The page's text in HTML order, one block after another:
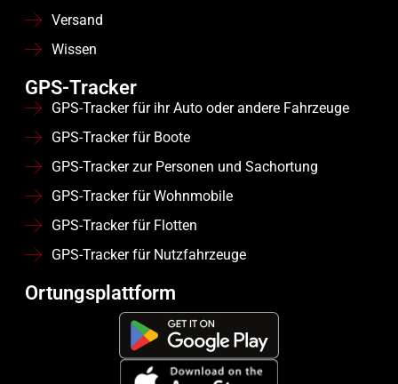
Versand
Wissen
GPS-Tracker
GPS-Tracker für ihr Auto oder andere Fahrzeuge
GPS-Tracker für Boote
GPS-Tracker zur Personen und Sachortung
GPS-Tracker für Wohnmobile
GPS-Tracker für Flotten
GPS-Tracker für Nutzfahrzeuge
Ortungsplattform